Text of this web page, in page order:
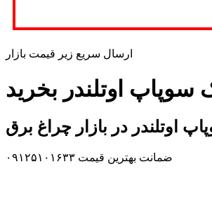
ارسال سریع زیر قیمت بازار
اوتلندر بخرید
اوتلندر در بازار چراغ برق
ضمانت بهترین قیمت ۰۹۱۲۵۱۰۱۶۳۳